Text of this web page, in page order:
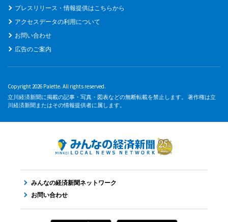
プレスリリース・情報提供はこちらから
アクセスデータの利用について
お問い合わせ
広告のご案内
Copyright 2026 Palette. All rights reserved.
立川経済新聞に掲載の記事・写真・図表などの無断転載を禁止します。 著作権は立
川経済新聞またはその情報提供者に属します。
みんなの経済新聞ネットワーク
お問い合わせ